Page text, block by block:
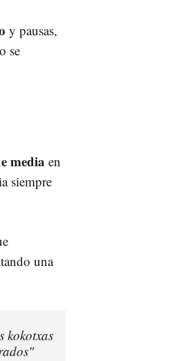
y pausas,
se
media en
siempre
una
kokotxas